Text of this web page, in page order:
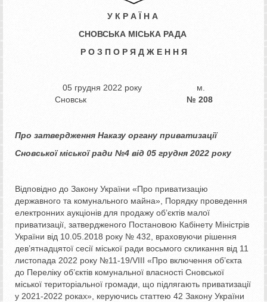
У К Р А Ї Н А
СНОВСЬКА МІСЬКА РАДА
Р О З П О Р Я Д Ж Е Н Н Я
05 грудня 2022 року м.
Сновськ № 208
Про затвердження Наказу органу приватизації
Сновської міської ради №4 від 05 грудня 2022 року
Відповідно до Закону України «Про приватизацію
державного та комунального майна», Порядку проведення
електронних аукціонів для продажу об’єктів малої
приватизації, затвердженого Постановою Кабінету Міністрів
України від 10.05.2018 року № 432, враховуючи рішення
дев’ятнадцятої сесії міської ради восьмого скликання від 11
листопада 2022 року №11-19/VIII «Про включення об’єкта
до Переліку об’єктів комунальної власності Сновської
міської територіальної громади, що підлягають приватизації
у 2021-2022 роках», керуючись статтею 42 Закону України